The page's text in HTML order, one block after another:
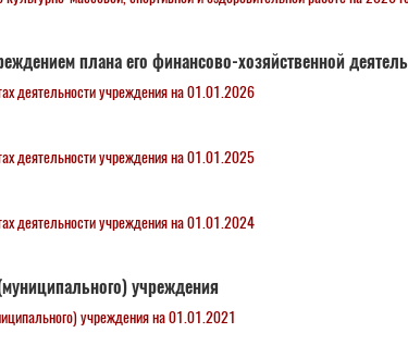
плана его финансово-хозяйственной
деятельности учреждения на 01.01.2026
деятельности учреждения на 01.01.2025
деятельности учреждения на 01.01.2024
учреждения
учреждения на 01.01.2021